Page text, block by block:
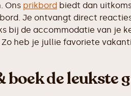
Ons prikbord biedt dan
Je ontvangt direct
bij de accommodatie van je
Zo heb je jullie favoriete
boek de leukste